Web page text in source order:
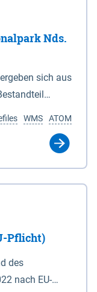
Nds.
sich aus
2), 2.
(AK5) im
(ETRS 89) mit
Abbildung
dargestellt
ATOM
WMS
Pflicht)
des
nach EU-